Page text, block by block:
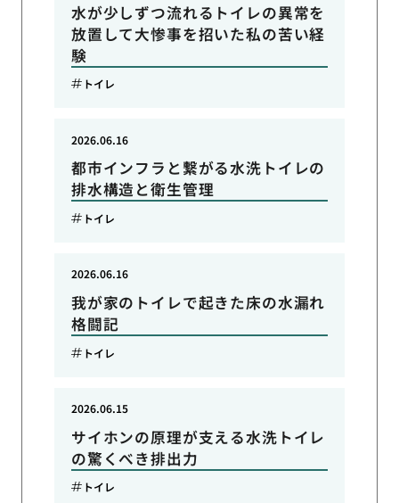
水が少しずつ流れるトイレの異常を
放置して大惨事を招いた私の苦い経
験
トイレ
都市インフラと繋がる水洗トイレの
排水構造と衛生管理
2026.06.16
トイレ
我が家のトイレで起きた床の水漏れ
格闘記
2026.06.16
トイレ
サイホンの原理が支える水洗トイレ
の驚くべき排出力
2026.06.15
トイレ